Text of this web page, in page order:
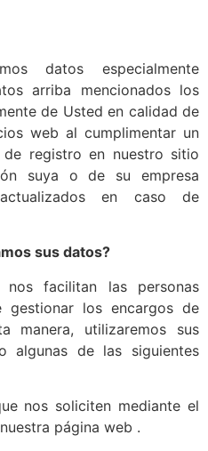
datos especialmente
arriba mencionados los
de Usted en calidad de
web al cumplimentar un
registro en nuestro sitio
suya o de su empresa
en caso de
sus datos?
facilitan las personas
los encargos de
manera, utilizaremos sus
algunas de las siguientes
nos soliciten mediante el
página web .